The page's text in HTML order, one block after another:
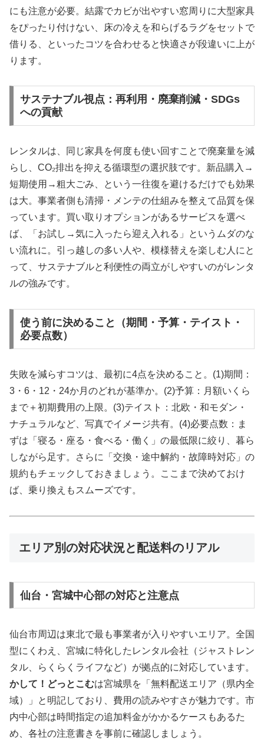
にも注意が必要。結露でカビが出やすい窓周りに大型家具
をぴったり付けない、床の冷えを和らげるラグをセットで
借りる、といったコツを合わせると快適さが段違いに上が
ります。
サステナブル視点：再利用・廃棄削減・SDGs
への貢献
レンタルは、同じ家具を何度も使い回すことで廃棄量を減
らし、CO₂排出を抑える循環型の選択肢です。新品購入→
短期使用→粗大ごみ、という一往復を避けるだけでも効果
は大。事業者側も清掃・メンテの仕組みを整えて品質を保
っています。買い取りオプションがあるサービスを選べ
ば、「お試し→気に入ったら迎え入れる」というムダのな
い流れに。引っ越しの多い人や、模様替えを楽しむ人にと
って、サステナブルと利便性の両立がしやすいのがレンタ
ルの強みです。
使う前に決めること（期間・予算・テイスト・
必要点数）
失敗を減らすコツは、最初に4点を決めること。(1)期間：
3・6・12・24か月のどれが基準か。(2)予算：月額いくら
まで＋初期費用の上限。(3)テイスト：北欧・和モダン・
ナチュラルなど、写真でイメージ共有。(4)必要点数：ま
ずは「寝る・座る・食べる・働く」の最低限に絞り、暮ら
しながら足す。さらに「交換・途中解約・故障時対応」の
規約もチェックしておきましょう。ここまで決めておけ
ば、乗り換えもスムーズです。
エリア別の対応状況と配送料のリアル
仙台・宮城中心部の対応と注意点
仙台市周辺は東北で最も事業者が入りやすいエリア。全国
型にくわえ、宮城に特化したレンタル会社（ジャストレン
タル、らくらくライフなど）が拠点的に対応しています。
かして！どっとこむは宮城県を「無料配送エリア（県内全
域）」と明記しており、費用の読みやすさが魅力です。市
内中心部は時間指定の追加料金がかかるケースもあるた
め、各社の注意書きを事前に確認しましょう。